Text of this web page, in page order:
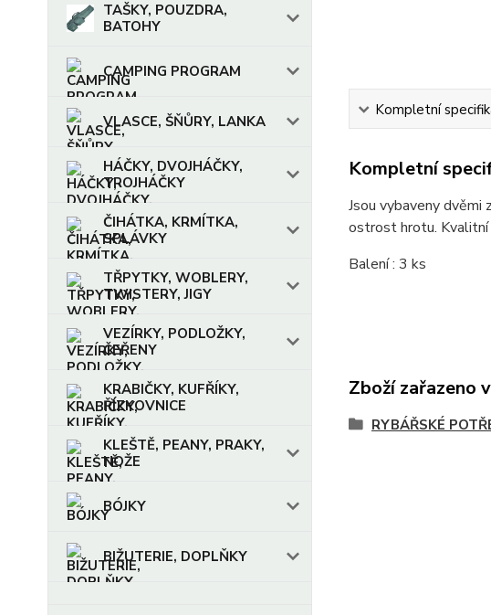
TAŠKY, POUZDRA,
BATOHY
CAMPING PROGRAM
VLASCE, ŠŇŮRY, LANKA
HÁČKY, DVOJHÁČKY,
TROJHÁČKY
ČIHÁTKA, KRMÍTKA,
SPLÁVKY
TŘPYTKY, WOBLERY,
TWISTERY, JIGY
VEZÍRKY, PODLOŽKY,
ČEŘENY
KRABIČKY, KUFŘÍKY,
ŘÍZKOVNICE
KLEŠTĚ, PEANY, PRAKY,
NOŽE
BÓJKY
BIŽUTERIE, DOPLŇKY
Kompletní
Kompletní
Jsou vybaveny dvěmi
ostrost hrotu. Kvalitní
Balení : 3 ks
Zboží zařazeno
RYBÁŘSKÉ